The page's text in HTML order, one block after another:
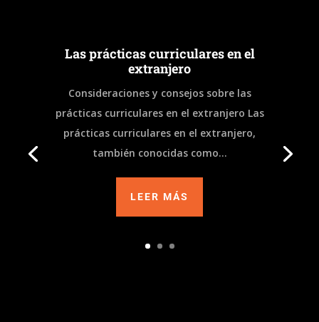
k
Las prácticas curriculares en el
extranjero
Consideraciones y consejos sobre las
prácticas curriculares en el extranjero Las
prácticas curriculares en el extranjero,
también conocidas como...
LEER MÁS